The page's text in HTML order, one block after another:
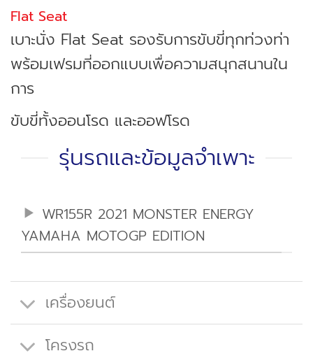
Flat Seat
เบาะนั่ง Flat Seat รองรับการขับขี่ทุกท่วงท่า
พร้อมเฟรมที่ออกแบบเพื่อความสนุกสนานใน
การ
ขับขี่ทั้งออนโรด และออฟโรด
รุ่นรถและข้อมูลจำเพาะ
WR155R 2021 MONSTER ENERGY
YAMAHA MOTOGP EDITION
เครื่องยนต์
โครงรถ